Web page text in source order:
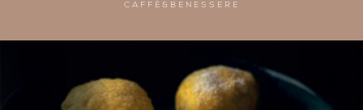
CAFFÈ&BENESSERE